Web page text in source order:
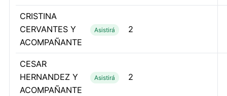
CRISTINA
CERVANTES Y
ACOMPAÑANTE
Asistirá 2
CESAR
HERNANDEZ Y
ACOMPAÑANTE
Asistirá 2